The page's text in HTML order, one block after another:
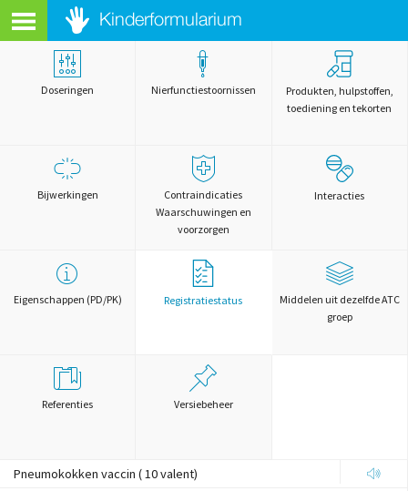
Doseringen Nierfunctiestoornissen
Produkten, hulpstoffen,
toediening en tekorten
Bijwerkingen
Contraindicaties
Waarschuwingen en
voorzorgen
Interacties
Eigenschappen (PD/PK) Registratiestatus
Middelen uit dezelfde ATC
groep
Referenties Versiebeheer
Pneumokokken vaccin ( 10 valent)